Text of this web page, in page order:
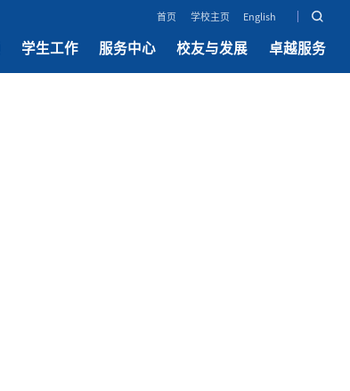
首页 学校主页 English
学生工作 服务中心 校友与发展 卓越服务